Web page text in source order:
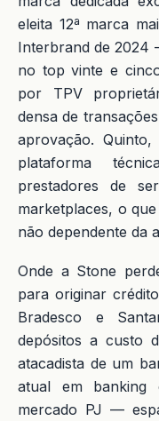
eleita 12ª marca
Interbrand de 2024
no top vinte e
por TPV
densa de
aprovação. Quinto,
plataforma
prestadores de
marketplaces, o
não dependente da
Onde a Stone
para originar
Bradesco e
depósitos a custo
atacadista de um
atual em
mercado PJ —